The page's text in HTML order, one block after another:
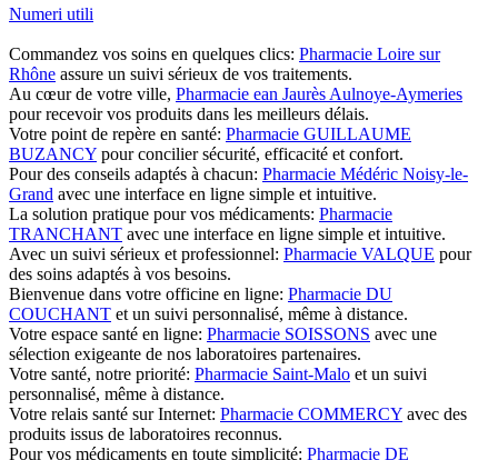
Numeri utili
Commandez vos soins en quelques clics: Pharmacie Loire sur
Rhône assure un suivi sérieux de vos traitements.
Au cœur de votre ville, Pharmacie ean Jaurès Aulnoye-Aymeries
pour recevoir vos produits dans les meilleurs délais.
Votre point de repère en santé: Pharmacie GUILLAUME
BUZANCY pour concilier sécurité, efficacité et confort.
Pour des conseils adaptés à chacun: Pharmacie Médéric Noisy-le-
Grand avec une interface en ligne simple et intuitive.
La solution pratique pour vos médicaments: Pharmacie
TRANCHANT avec une interface en ligne simple et intuitive.
Avec un suivi sérieux et professionnel: Pharmacie VALQUE pour
des soins adaptés à vos besoins.
Bienvenue dans votre officine en ligne: Pharmacie DU
COUCHANT et un suivi personnalisé, même à distance.
Votre espace santé en ligne: Pharmacie SOISSONS avec une
sélection exigeante de nos laboratoires partenaires.
Votre santé, notre priorité: Pharmacie Saint-Malo et un suivi
personnalisé, même à distance.
Votre relais santé sur Internet: Pharmacie COMMERCY avec des
produits issus de laboratoires reconnus.
Pour vos médicaments en toute simplicité: Pharmacie DE